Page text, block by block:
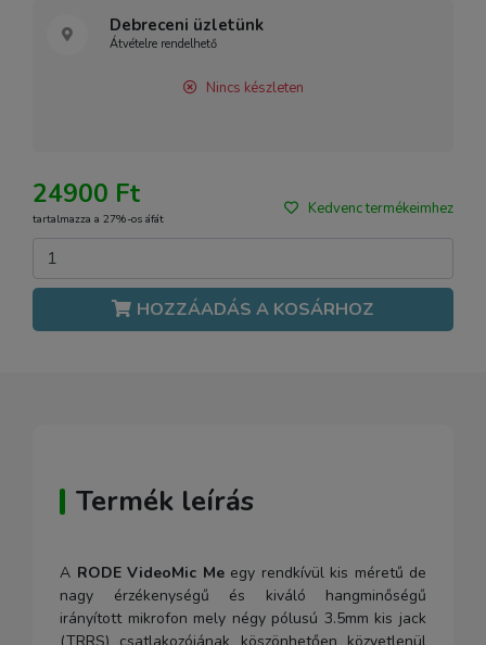
Debreceni üzletünk
Átvételre rendelhető
Nincs készleten
24900 Ft
tartalmazza a 27%-os áfát
Kedvenc termékeimhez
HOZZÁADÁS A KOSÁRHOZ
Termék leírás
A RODE VideoMic Meegy rendkívül kis méretű de
nagy érzékenységű és kiváló hangminőségű
irányított mikrofon mely négy pólusú 3.5mm kis jack